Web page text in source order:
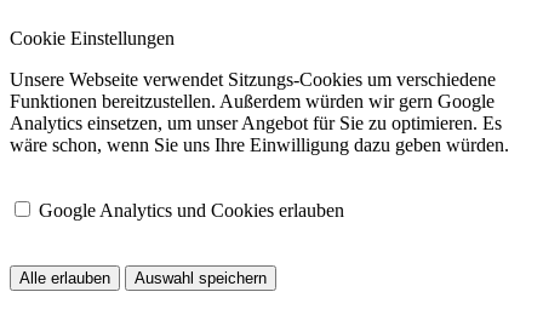
Cookie Einstellungen
Unsere Webseite verwendet Sitzungs-Cookies um verschiedene
Funktionen bereitzustellen. Außerdem würden wir gern Google
Analytics einsetzen, um unser Angebot für Sie zu optimieren. Es
wäre schon, wenn Sie uns Ihre Einwilligung dazu geben würden.
Google Analytics und Cookies erlauben
Alle erlauben Auswahl speichern